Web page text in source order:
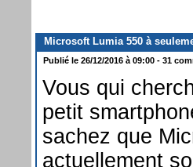
Microsoft Lumia 550 à
Publié le 26/12/2016 à 09:00 - 31
Vous qui
petit
sachez que
actuellement